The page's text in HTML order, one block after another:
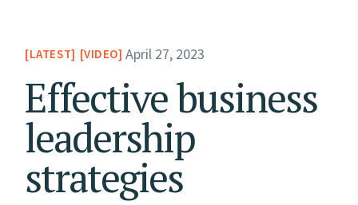
LATEST VIDEO April 27, 2023
Effective business
leadership
strategies